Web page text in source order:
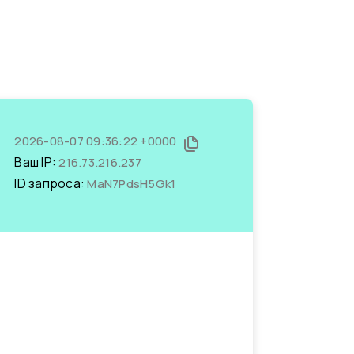
2026-08-07 09:36:22 +0000
Ваш IP:216.73.216.237
ID запроса:MaN7PdsH5Gk1